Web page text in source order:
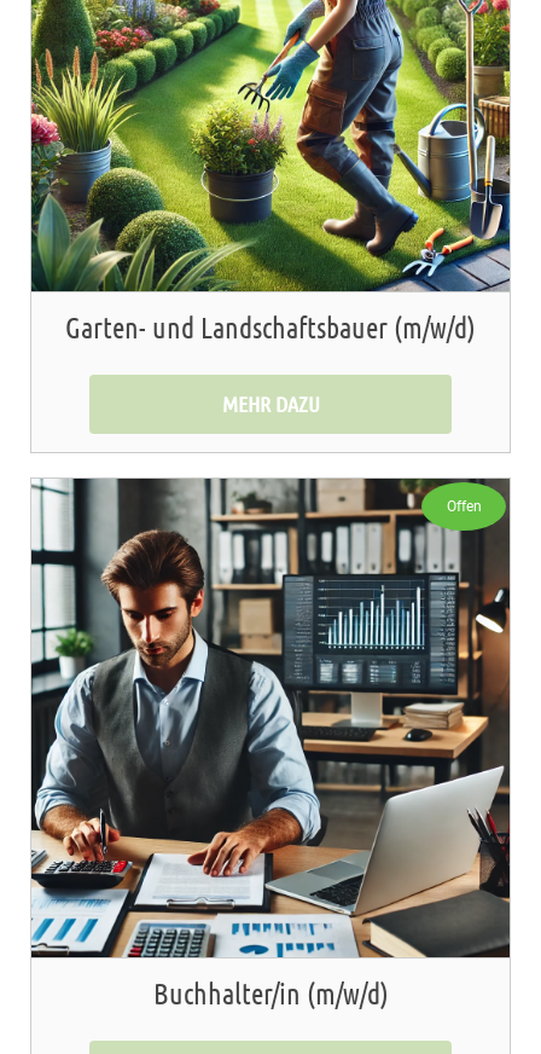
Garten- und Landschaftsbauer (m/w/d)
MEHR DAZU
Buchhalter/in (m/w/d)
Offen